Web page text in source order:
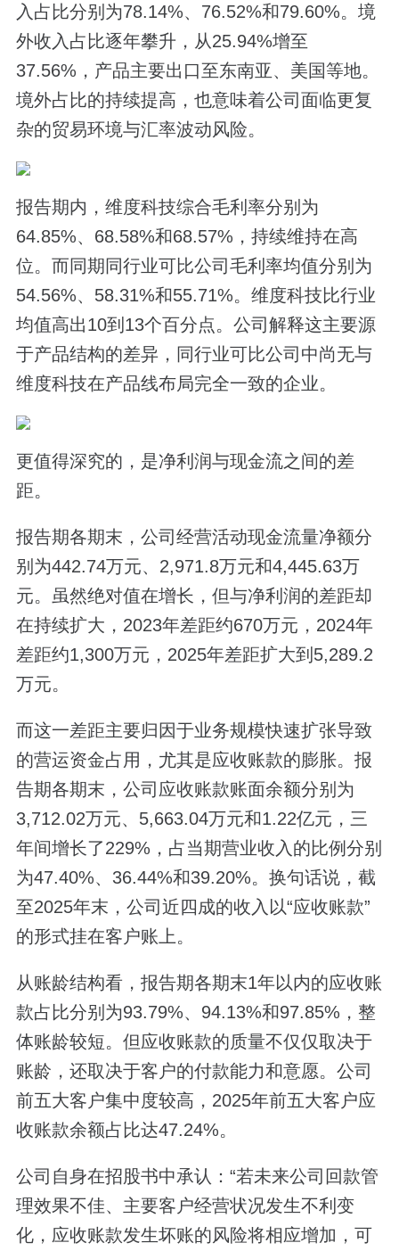
入占比分别为78.14%、76.52%和79.60%。境
外收入占比逐年攀升，从25.94%增至
37.56%，产品主要出口至东南亚、美国等地。
境外占比的持续提高，也意味着公司面临更复
杂的贸易环境与汇率波动风险。
报告期内，维度科技综合毛利率分别为
64.85%、68.58%和68.57%，持续维持在高
位。而同期同行业可比公司毛利率均值分别为
54.56%、58.31%和55.71%。维度科技比行业
均值高出10到13个百分点。公司解释这主要源
于产品结构的差异，同行业可比公司中尚无与
维度科技在产品线布局完全一致的企业。
更值得深究的，是净利润与现金流之间的差
距。
报告期各期末，公司经营活动现金流量净额分
别为442.74万元、2,971.8万元和4,445.63万
元。虽然绝对值在增长，但与净利润的差距却
在持续扩大，2023年差距约670万元，2024年
差距约1,300万元，2025年差距扩大到5,289.2
万元。
而这一差距主要归因于业务规模快速扩张导致
的营运资金占用，尤其是应收账款的膨胀。报
告期各期末，公司应收账款账面余额分别为
3,712.02万元、5,663.04万元和1.22亿元，三
年间增长了229%，占当期营业收入的比例分别
为47.40%、36.44%和39.20%。换句话说，截
至2025年末，公司近四成的收入以“应收账款”
的形式挂在客户账上。
从账龄结构看，报告期各期末1年以内的应收账
款占比分别为93.79%、94.13%和97.85%，整
体账龄较短。但应收账款的质量不仅仅取决于
账龄，还取决于客户的付款能力和意愿。公司
前五大客户集中度较高，2025年前五大客户应
收账款余额占比达47.24%。
公司自身在招股书中承认：“若未来公司回款管
理效果不佳、主要客户经营状况发生不利变
化，应收账款发生坏账的风险将相应增加，可